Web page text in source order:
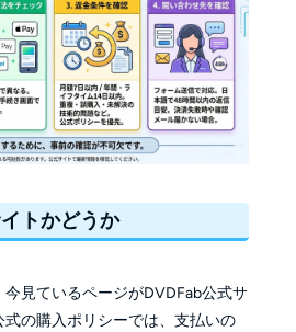
トかどうか
見ているページがDVDFab公式サ
の購入ポリシーでは、支払いの